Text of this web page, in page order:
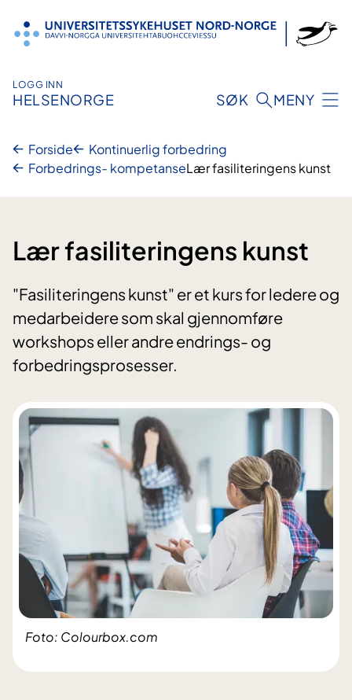
innhold
LOGG INN
HELSENORGE SØK MENY
Forside
Kontinuerlig forbedring
Forbedrings- kompetanseLær fasiliteringens kunst
Lær fasiliteringens kunst
"Fasiliteringens kunst" er et kurs for ledere og
medarbeidere som skal gjennomføre
workshops eller andre endrings- og
forbedringsprosesser.
Foto: Colourbox.com